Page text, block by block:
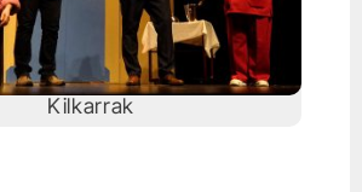
Kilkarrak